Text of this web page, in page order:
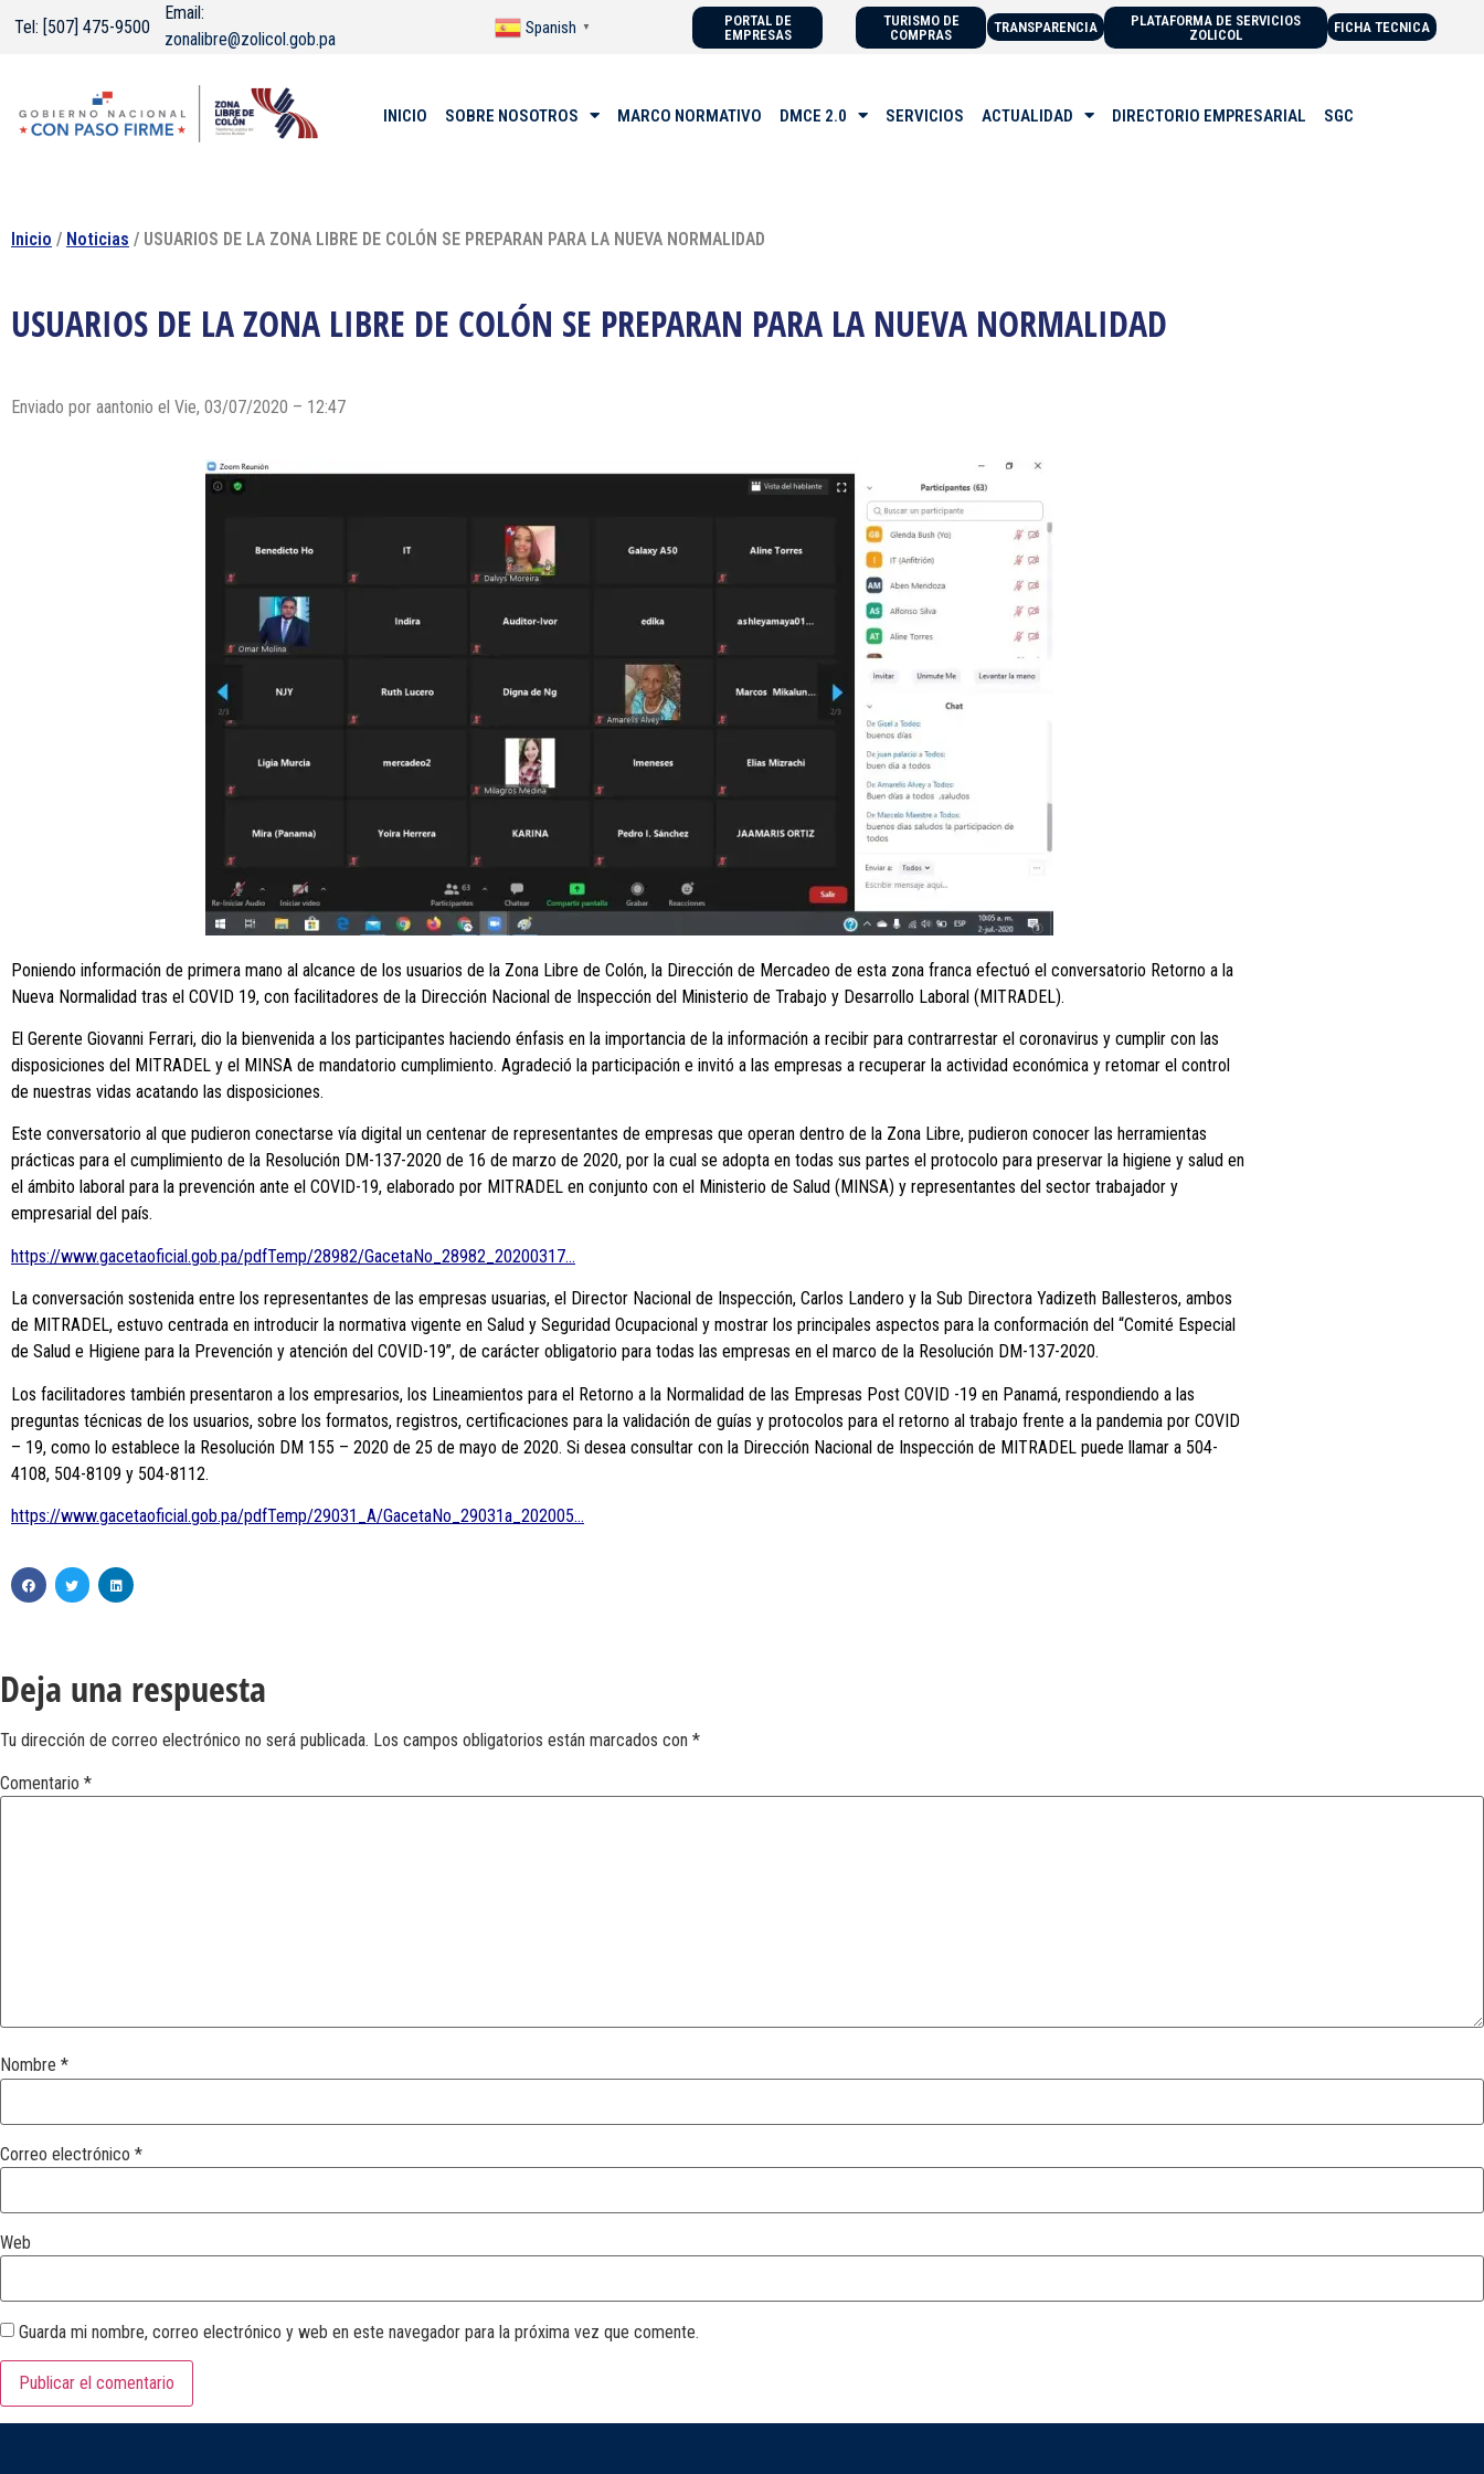
Tel: [507] 475-9500
Email:
zonalibre@zolicol.gob.pa
Spanish ▼
PORTAL DE
EMPRESAS
TURISMO DE
COMPRAS
TRANSPARENCIA
PLATAFORMA DE SERVICIOS
ZOLICOL
FICHA TECNICA
INICIO SOBRE NOSOTROS MARCO NORMATIVO DMCE 2.0 SERVICIOS ACTUALIDAD DIRECTORIO EMPRESARIAL SGC
Inicio / Noticias / USUARIOS DE LA ZONA LIBRE DE COLÓN SE PREPARAN PARA LA NUEVA NORMALIDAD
USUARIOS DE LA ZONA LIBRE DE COLÓN SE PREPARAN PARA LA NUEVA NORMALIDAD
Enviado por aantonio el Vie, 03/07/2020 – 12:47
Poniendo información de primera mano al alcance de los usuarios de la Zona Libre de Colón, la Dirección de Mercadeo de esta zona franca efectuó el conversatorio Retorno a la
Nueva Normalidad tras el COVID 19, con facilitadores de la Dirección Nacional de Inspección del Ministerio de Trabajo y Desarrollo Laboral (MITRADEL).
El Gerente Giovanni Ferrari, dio la bienvenida a los participantes haciendo énfasis en la importancia de la información a recibir para contrarrestar el coronavirus y cumplir con las
disposiciones del MITRADEL y el MINSA de mandatorio cumplimiento. Agradeció la participación e invitó a las empresas a recuperar la actividad económica y retomar el control
de nuestras vidas acatando las disposiciones.
Este conversatorio al que pudieron conectarse vía digital un centenar de representantes de empresas que operan dentro de la Zona Libre, pudieron conocer las herramientas
prácticas para el cumplimiento de la Resolución DM-137-2020 de 16 de marzo de 2020, por la cual se adopta en todas sus partes el protocolo para preservar la higiene y salud en
el ámbito laboral para la prevención ante el COVID-19, elaborado por MITRADEL en conjunto con el Ministerio de Salud (MINSA) y representantes del sector trabajador y
empresarial del país.
https://www.gacetaoficial.gob.pa/pdfTemp/28982/GacetaNo_28982_20200317…
La conversación sostenida entre los representantes de las empresas usuarias, el Director Nacional de Inspección, Carlos Landero y la Sub Directora Yadizeth Ballesteros, ambos
de MITRADEL, estuvo centrada en introducir la normativa vigente en Salud y Seguridad Ocupacional y mostrar los principales aspectos para la conformación del “Comité Especial
de Salud e Higiene para la Prevención y atención del COVID-19”, de carácter obligatorio para todas las empresas en el marco de la Resolución DM-137-2020.
Los facilitadores también presentaron a los empresarios, los Lineamientos para el Retorno a la Normalidad de las Empresas Post COVID -19 en Panamá, respondiendo a las
preguntas técnicas de los usuarios, sobre los formatos, registros, certificaciones para la validación de guías y protocolos para el retorno al trabajo frente a la pandemia por COVID
– 19, como lo establece la Resolución DM 155 – 2020 de 25 de mayo de 2020. Si desea consultar con la Dirección Nacional de Inspección de MITRADEL puede llamar a 504-
4108, 504-8109 y 504-8112.
https://www.gacetaoficial.gob.pa/pdfTemp/29031_A/GacetaNo_29031a_202005…
Deja una respuesta
Tu dirección de correo electrónico no será publicada. Los campos obligatorios están marcados con *
Comentario *
Nombre *
Correo electrónico *
Web
Guarda mi nombre, correo electrónico y web en este navegador para la próxima vez que comente.